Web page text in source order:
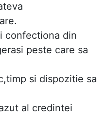
confectiona din
peste care sa
si dispozitie sa
al credintei